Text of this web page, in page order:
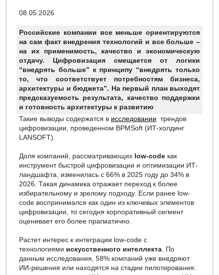
08.05.2026
Российские компании все меньше ориентируются
на сам факт внедрения технологий и все больше –
на их применимость, качество и экономическую
отдачу. Цифровизация смещается от логики
“внедрять больше” к принципу “внедрять только
то, что соответствует потребностям бизнеса,
архитектуры и бюджета”. На первый план выходят
предсказуемость результата, качество поддержки
и готовность архитектуры к развитию
Такие выводы содержатся в исследовании трендов
цифровизации, проведенном BPMSoft (ИТ-холдинг
LANSOFT).
Доля компаний, рассматривающих low-code как
инструмент быстрой цифровизации и оптимизации ИТ-
ландшафта, изменилась с 66% в 2025 году до 34% в
2026. Такая динамика отражает переход к более
избирательному и зрелому подходу. Если ранее low-
code воспринимался как один из ключевых элементов
цифровизации, то сегодня корпоративный сегмент
оценивает его более прагматично.
Растет интерес к интеграции low-code с
технологиями искусственного интеллекта . По
данным исследования, 58% компаний уже внедряют
ИИ-решения или находятся на стадии пилотирования: